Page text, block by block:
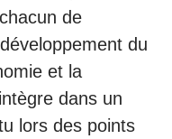
de
du
et la
dans un
lors des points